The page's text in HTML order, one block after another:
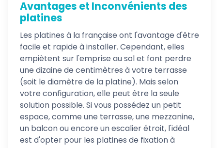
Avantages et Inconvénients des
platines
Les platines à la française ont l'avantage d'être
facile et rapide à installer. Cependant, elles
empiètent sur l'emprise au sol et font perdre
une dizaine de centimètres à votre terrasse
(soit le diamètre de la platine). Mais selon
votre configuration, elle peut être la seule
solution possible. Si vous possédez un petit
espace, comme une terrasse, une mezzanine,
un balcon ou encore un escalier étroit, l'idéal
est d'opter pour les platines de fixation à